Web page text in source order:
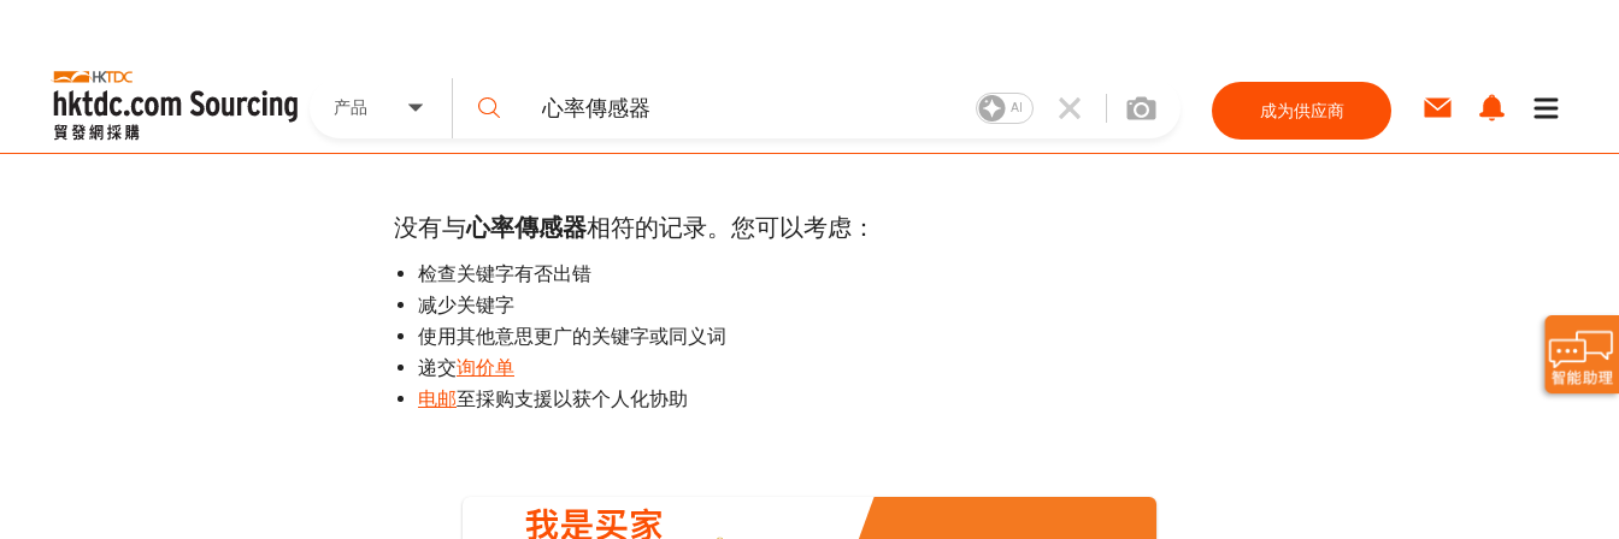
产品 AI 成为供应商
没有与心率傳感器相符的记录。您可以考虑：
检查关键字有否出错
减少关键字
使用其他意思更广的关键字或同义词
递交询价单
电邮至採购支援以获个人化协助